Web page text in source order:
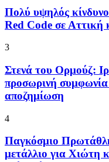
Πολύ υψηλός
Red Code σε Αττική
3
Στενά του Ορμούζ:
προσωρινή
αποζημίωση
4
Παγκόσμιο
μετάλλιο για Χιώτη